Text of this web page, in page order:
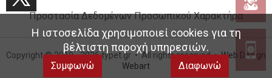
Προστασία Δεδομένων Προσωπικού Χαρακτήρα
Copyright © 2019 - 2026 typet.gr • All rights reserved •Web Design
Webart
Η ιστοσελίδα χρησιμοποιεί cookies για τη
βέλτιστη παροχή υπηρεσιών.
Συμφωνώ Διαφωνώ